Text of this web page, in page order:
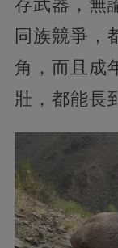
存武器，無
同族競爭，
角，而且成
壯，都能長